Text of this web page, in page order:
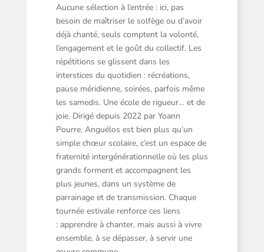
Aucune sélection à l’entrée : ici, pas
besoin de maîtriser le solfège ou d’avoir
déjà chanté, seuls comptent la volonté,
l’engagement et le goût du collectif. Les
répétitions se glissent dans les
interstices du quotidien : récréations,
pause méridienne, soirées, parfois même
les samedis. Une école de rigueur… et de
joie. Dirigé depuis 2022 par Yoann
Pourre, Anguélos est bien plus qu’un
simple chœur scolaire, c’est un espace de
fraternité intergénérationnelle où les plus
grands forment et accompagnent les
plus jeunes, dans un système de
parrainage et de transmission. Chaque
tournée estivale renforce ces liens
: apprendre à chanter, mais aussi à vivre
ensemble, à se dépasser, à servir une